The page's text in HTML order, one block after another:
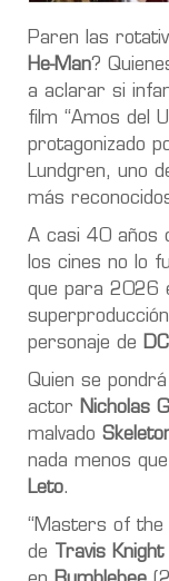
Paren las
He-Man?
a aclarar si
film “Amos del
protagonizado
Lundgren, uno
más
A casi 40 años
los cines no lo
que para 2026
personaje de
Quien se
actor
Nicholas
malvado
nada menos
Leto.
“Masters of the
de
Travis Knight